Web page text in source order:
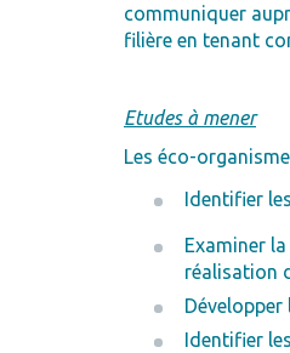
communiquer
filière en tenant
Etudes à mener
Les éco-
Identifier
Examiner
réalisation
Identifier